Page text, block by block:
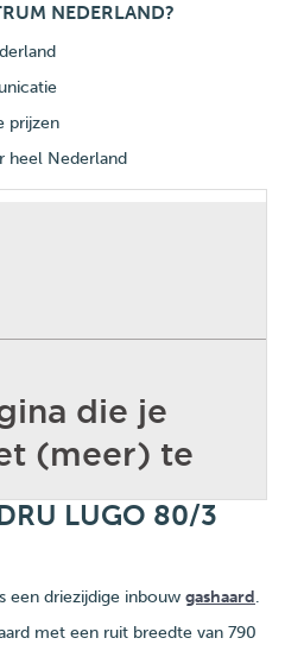
NEDERLAND?
prijzen
heel Nederland
LUGO 80/3
een driezijdige inbouw gashaard.
met een ruit breedte van 790